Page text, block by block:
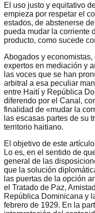
El uso justo y equitativo
empieza por respetar el
estados, de abstenerse
pueda mudar la corriente
producto, como sucede
Abogados y
expertos en mediación y
las voces que se han
arbitral a esa peculiar
entre Haití y República
diferendo por el Canal,
finalidad de «mudar la
las escasas partes de su
territorio haitiano.
El objetivo de este
Lo es, en el sentido de
general de las
que la solución
las puertas de la opción
el Tratado de Paz,
República Dominicana y
febrero de 1929. En la